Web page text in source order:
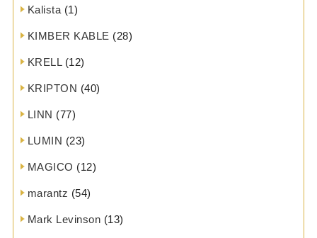
Kalista (1)
KIMBER KABLE (28)
KRELL(12)
KRIPTON (40)
LINN (77)
LUMIN (23)
MAGICO (12)
marantz (54)
Mark Levinson (13)